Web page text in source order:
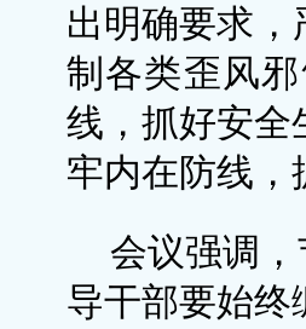
出明确要求，
制各类歪风
线，抓好安全
牢内在防线，
会议强调
导干部要始终